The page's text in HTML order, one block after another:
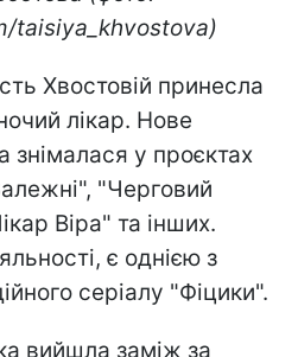
taisiya_khvostova)
Хвостовій принесла
лікар. Нове
знімалася у проєктах
"Черговий
Віра" та інших.
є однією з
серіалу "Фіцики".
вийшла заміж за